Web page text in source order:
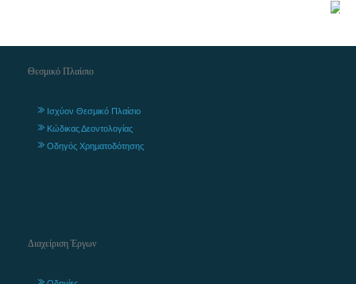
Θεσμικό Πλαίσιο
Ισχύον Θεσμικό Πλαίσιο
Κώδικας Δεοντολογίας
Οδηγός Χρηματοδότησης
Διαχείριση Έργων